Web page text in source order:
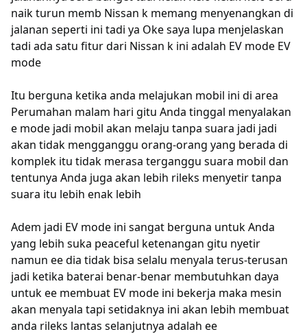
naik turun memb Nissan k memang menyenangkan di
jalanan seperti ini tadi ya Oke saya lupa menjelaskan
tadi ada satu fitur dari Nissan k ini adalah EV mode EV
mode
Itu berguna ketika anda melajukan mobil ini di area
Perumahan malam hari gitu Anda tinggal menyalakan
e mode jadi mobil akan melaju tanpa suara jadi jadi
akan tidak mengganggu orang-orang yang berada di
komplek itu tidak merasa terganggu suara mobil dan
tentunya Anda juga akan lebih rileks menyetir tanpa
suara itu lebih enak lebih
Adem jadi EV mode ini sangat berguna untuk Anda
yang lebih suka peaceful ketenangan gitu nyetir
namun ee dia tidak bisa selalu menyala terus-terusan
jadi ketika baterai benar-benar membutuhkan daya
untuk ee membuat EV mode ini bekerja maka mesin
akan menyala tapi setidaknya ini akan lebih membuat
anda rileks lantas selanjutnya adalah ee